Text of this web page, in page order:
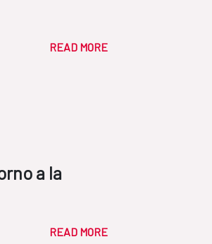
READ MORE
a la
READ MORE